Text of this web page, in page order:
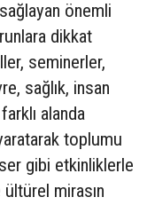
önemli
dikkat
seminerler,
sağlık, insan
alanda
toplumu
gibi etkinliklerle
mirasın